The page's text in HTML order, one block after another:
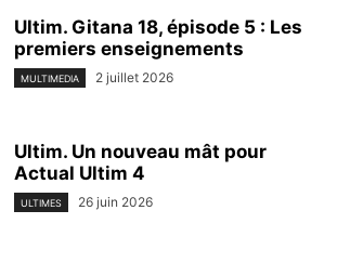
Ultim. Gitana 18, épisode 5 : Les
premiers enseignements
MULTIMEDIA 2 juillet 2026
Ultim. Un nouveau mât pour
Actual Ultim 4
ULTIMES 26 juin 2026